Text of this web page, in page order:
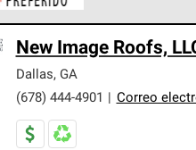
con altos estándares y
New Image Roofs,
Dallas, GA
(678) 444-4901
Correo